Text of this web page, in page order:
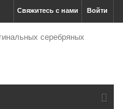
Войти
Свяжитесь с нами